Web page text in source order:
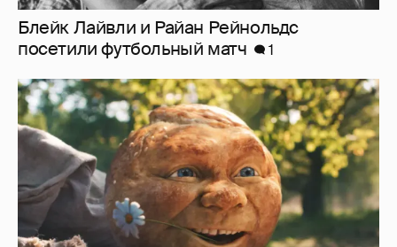
Блейк Лайвли и Райан Рейнольдс
посетили футбольный матч
1